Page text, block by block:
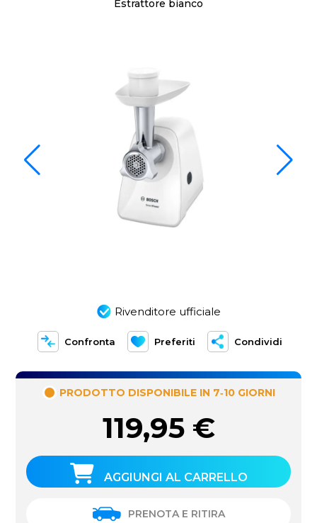
Rivenditore ufficiale
Confronta Preferiti Condividi
Estrattore bianco
PRODOTTO DISPONIBILE IN 7‑10 GIORNI
119,95 €
AGGIUNGI AL CARRELLO
PRENOTA E RITIRA